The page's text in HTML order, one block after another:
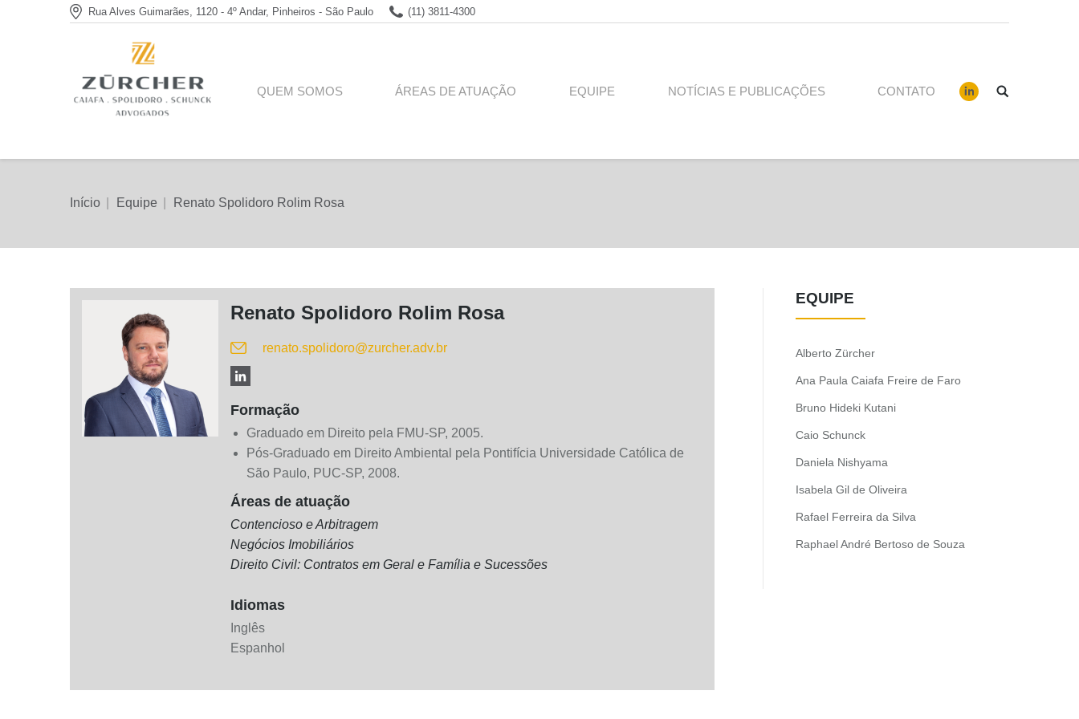
Rua Alves Guimarães, 1120 - 4º Andar, Pinheiros - São Paulo (11) 3811-4300
QUEM SOMOS ÁREAS DE ATUAÇÃO EQUIPE NOTÍCIAS E PUBLICAÇÕES CONTATO
Você está aqui:
Início Equipe Renato Spolidoro Rolim Rosa
Renato Spolidoro Rolim Rosa
renato.spolidoro@zurcher.adv.br
Formação
Graduado em Direito pela FMU-SP, 2005.
​​Pós-Graduado em Direito Ambiental pela Pontifícia Universidade Católica de
São Paulo, PUC-SP, 2008.
Áreas de atuação
Contencioso e Arbitragem
Negócios Imobiliários
Direito Civil: Contratos em Geral e Família e Sucessões
Idiomas
Inglês
Espanhol
EQUIPE
Alberto Zürcher
Ana Paula Caiafa Freire de Faro
Bruno Hideki Kutani
Caio Schunck
Daniela Nishyama
Isabela Gil de Oliveira
Rafael Ferreira da Silva
Raphael André Bertoso de Souza